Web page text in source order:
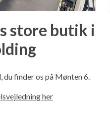
store butik i
du finder os på Mønten 6.
her